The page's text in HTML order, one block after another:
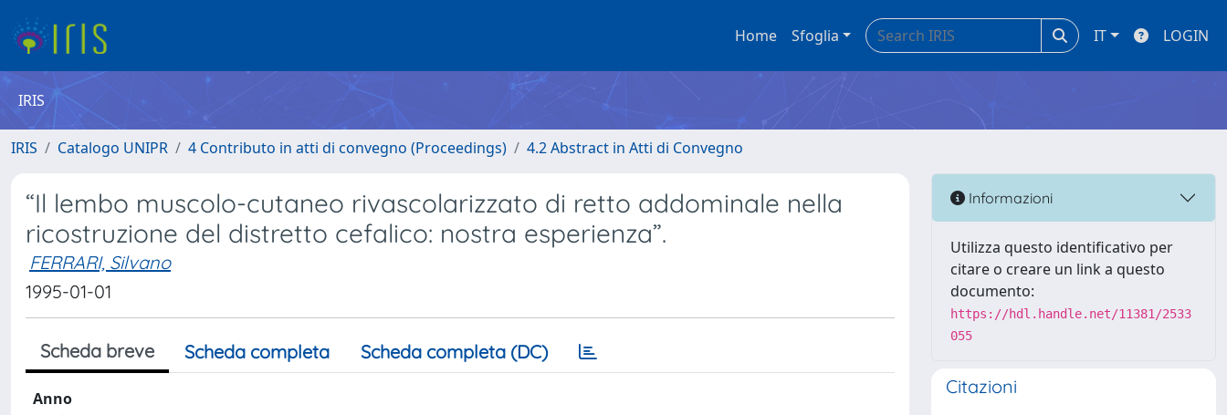
Home Sfoglia IT LOGIN
IRIS
IRIS Catalogo UNIPR 4 Contributo in atti di convegno (Proceedings) 4.2 Abstract in Atti di Convegno
“Il lembo muscolo-cutaneo rivascolarizzato di retto addominale nella
ricostruzione del distretto cefalico: nostra esperienza”.
FERRARI, Silvano
1995-01-01
Scheda breve Scheda completa Scheda completa (DC)
Anno
Informazioni
Utilizza questo identificativo per
citare o creare un link a questo
documento:
https://hdl.handle.net/11381/2533
055
Citazioni